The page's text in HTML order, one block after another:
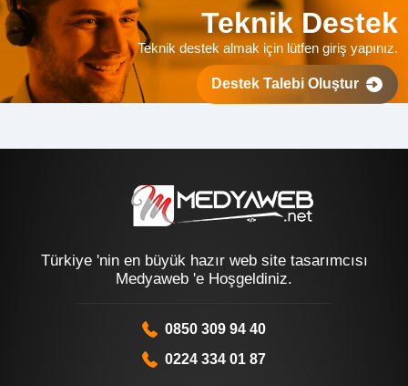
Teknik Destek
Teknik destek almak için lütfen giriş yapınız.
Destek Talebi Oluştur
Türkiye 'nin en büyük hazır web site tasarımcısı
Medyaweb 'e Hoşgeldiniz.
0850 309 94 40
0224 334 01 87